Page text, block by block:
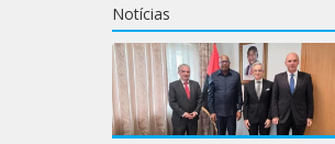
Notícias